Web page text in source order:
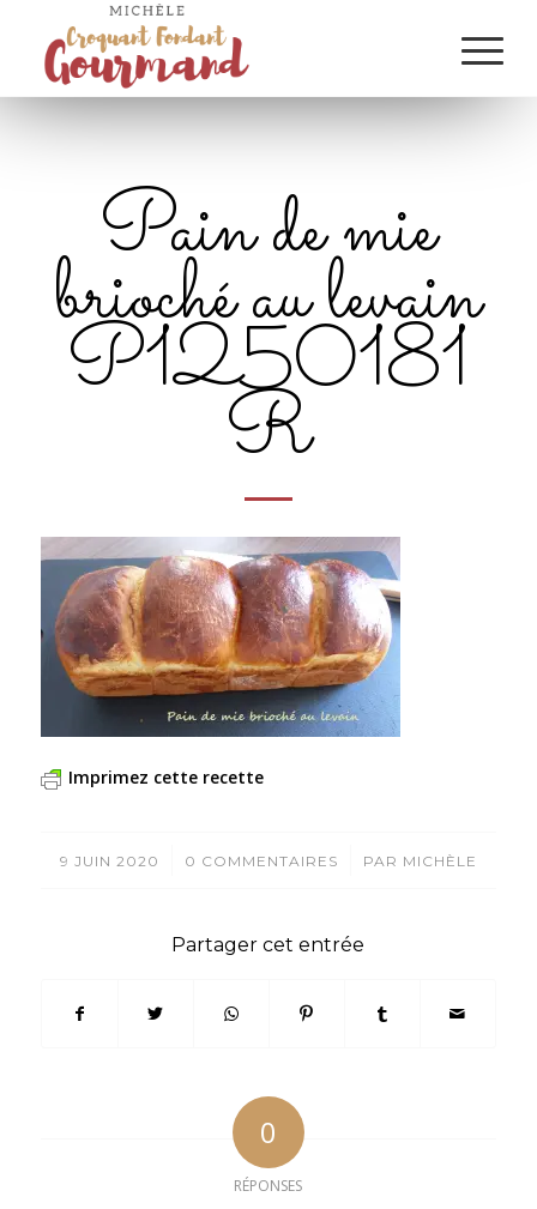
Pain de mie
brioché au levain
P1250181
R
Imprimez cette recette
9 JUIN 2020
/ 0 COMMENTAIRES
/ PAR MICHÈLE
Partager cet entrée
0
RÉPONSES